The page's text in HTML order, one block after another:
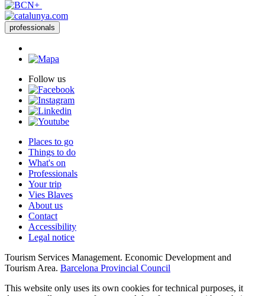
professionals
Follow us
Places to go
Things to do
What's on
Professionals
Your trip
Vies Blaves
About us
Contact
Accessibility
Legal notice
Tourism Services Management. Economic Development and
Tourism Area. Barcelona Provincial Council
This website only uses its own cookies for technical purposes, it